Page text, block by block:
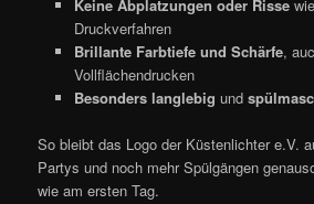
Keine Abplatzungen oder Risse
Druckverfahren
Brillante Farbtiefe und Schärfe,
Vollflächendrucken
Besonders langlebig und
So bleibt das Logo der Küstenlichter e.V.
Partys und noch mehr Spülgängen
wie am ersten Tag.